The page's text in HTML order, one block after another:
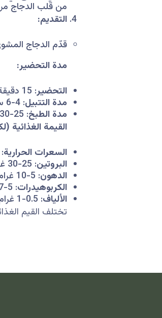
من قلب الدجاج
التقديم:
قدّم الدجاج
مدة التحضير:
التحضير: 15 دقيقة
مدة التتبيل: 4-6 ساعات
مدة الطبخ: 25-30 دقيقة
القيمة الغذائية (لكل 100 غرام من الدجاج
السعرات الحرارية:
البروتين: 25-30 غرام
الدهون: 5-10 غرام
الكربوهيدرات: 5-7 غرام
الألياف: 0.5-1 غرام
تختلف القيم